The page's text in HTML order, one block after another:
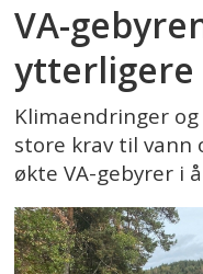
VA-
ytterligere
Klimaendringer
store krav til vann
økte VA-gebyrer i